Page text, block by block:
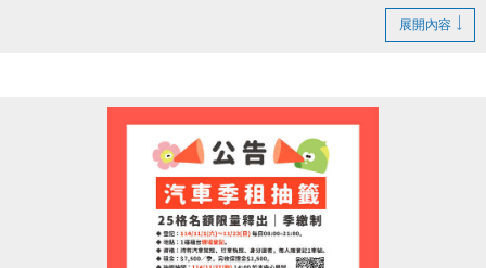
一起為桃猿喝采、為桃園加油！
#蘆竹國民運動中心 #樂天桃猿 #RakutenMonkeys
#桃園市政府體育局 #封王同樂 #運動中心優惠 #全民
展開內容